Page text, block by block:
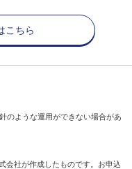
こちら
のような運用ができない場合があ
会社が作成したものです。お申込